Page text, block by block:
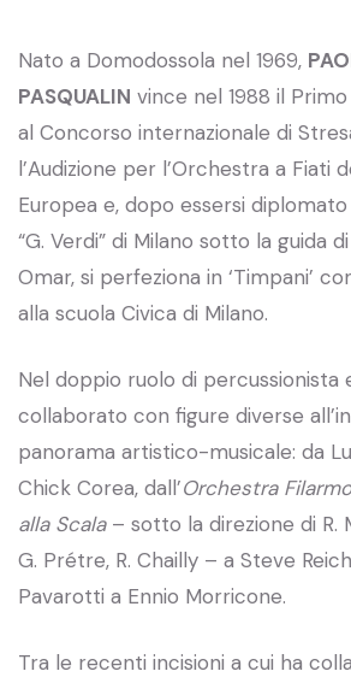
Nato a Domodossola nel 1969,
PASQUALIN vince nel 1988 il
al Concorso internazionale di
l’Audizione per l’Orchestra a Fiati
Europea e, dopo essersi
“G. Verdi” di Milano sotto la guida
Omar, si perfeziona in ‘Timpani’
alla scuola Civica di Milano.
Nel doppio ruolo di percussionista
collaborato con figure diverse
panorama artistico-musicale: da
Chick Corea, dall’Orchestra
alla Scala– sotto la direzione di R.
G. Prétre, R. Chailly – a Steve
Pavarotti a Ennio Morricone.
Tra le recenti incisioni a cui ha